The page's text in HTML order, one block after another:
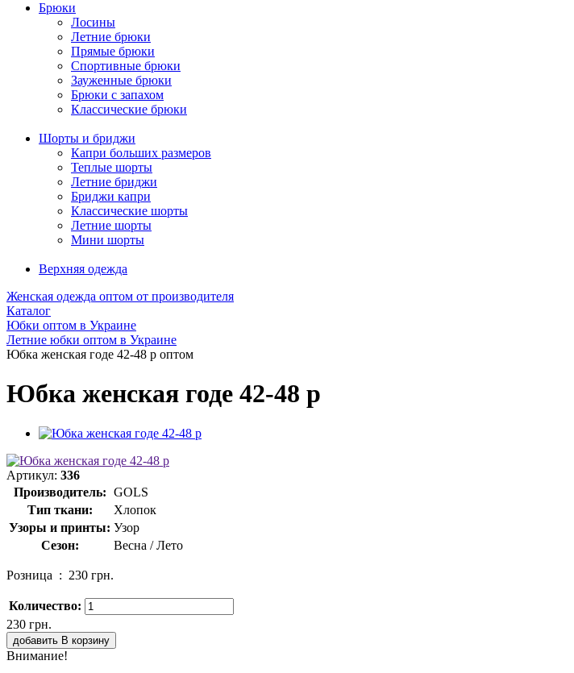
Брюки
Лосины
Летние брюки
Прямые брюки
Спортивные брюки
Зауженные брюки
Брюки с запахом
Классические брюки
Шорты и бриджи
Капри больших размеров
Теплые шорты
Летние бриджи
Бриджи капри
Классические шорты
Летние шорты
Мини шорты
Верхняя одежда
Женская одежда оптом от производителя
Каталог
Юбки оптом в Украине
Летние юбки оптом в Украине
Юбка женская годе 42-48 р оптом
Юбка женская годе 42-48 р
Артикул: 336
Производитель: GOLS
Тип ткани:
Хлопок
Узоры и принты: Узор
Сезон:
Весна / Лето
Розница : 230 грн.
Количество:
230 грн.
добавить В корзину
Внимание!